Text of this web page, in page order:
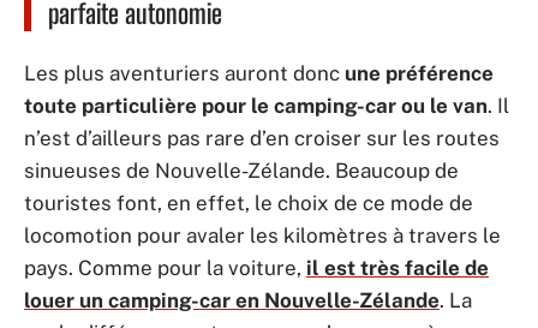
parfaite autonomie
Les plus aventuriers auront donc une préférence
toute particulière pour le camping-car ou le van. Il
n’est d’ailleurs pas rare d’en croiser sur les routes
sinueuses de Nouvelle-Zélande. Beaucoup de
touristes font, en effet, le choix de ce mode de
locomotion pour avaler les kilomètres à travers le
pays. Comme pour la voiture, il est très facile de
louer un camping-car en Nouvelle-Zélande. La